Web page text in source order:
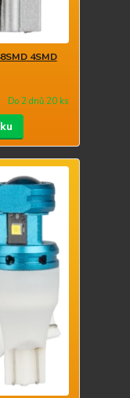
4SMD
Do 2 dnů 20 ks